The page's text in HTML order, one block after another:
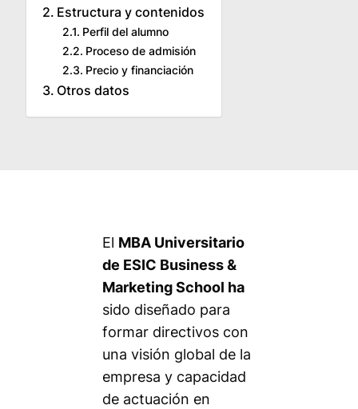
Estructura y contenidos
Perfil del alumno
Proceso de admisión
Precio y financiación
Otros datos
El MBA Universitario
de ESIC Business &
Marketing School ha
sido diseñado para
formar directivos con
una visión global de la
empresa y capacidad
de actuación en